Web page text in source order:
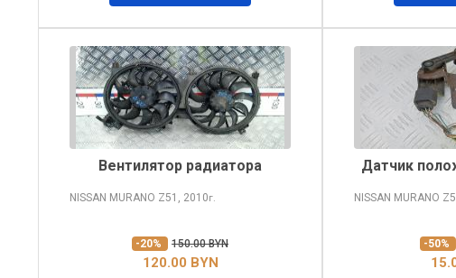
Вентилятор радиатора
NISSAN MURANO Z51, 2010г.
-20% 150.00 BYN
120.00 BYN
Датчик
NISSAN MURANO
-50%